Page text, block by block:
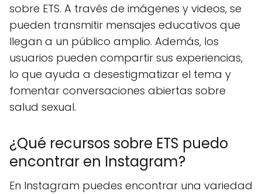
sobre ETS. A través de imágenes y videos, se
pueden transmitir mensajes educativos que
llegan a un público amplio. Además, los
usuarios pueden compartir sus experiencias,
lo que ayuda a desestigmatizar el tema y
fomentar conversaciones abiertas sobre
salud sexual.
¿Qué recursos sobre ETS puedo
encontrar en Instagram?
En Instagram puedes encontrar una variedad